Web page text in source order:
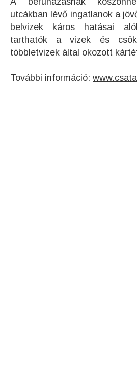
utcákban lévő ingatlanok a
belvizek káros hatásai
tarthatók a vizek és
többletvizek által okozott
További információ: